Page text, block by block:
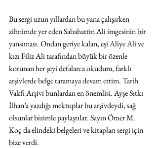
Bu sergi uzun yıllardan bu yana çalışırken
zihnimde yer eden Sabahattin Ali imgesinin bir
yansıması. Ondan geriye kalan, eşi Aliye Ali ve
kızı Filiz Ali tarafından büyük bir özenle
korunan her şeyi defalarca okudum, farklı
arşivlerde belge taramaya devam ettim. Tarih
Vakfı Arşivi bunlardan en önemlisi. Ayşe Sıtkı
İlhan’a yazdığı mektuplar bu arşivdeydi, sağ
olsunlar bizimle paylaştılar. Sayın Ömer M.
Koç da elindeki belgeleri ve kitapları sergi için
bize verdi.